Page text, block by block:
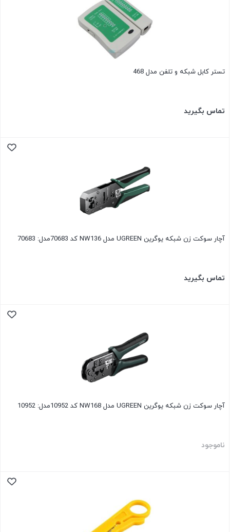
تستر کابل شبکه و تلفن مدل 468
تماس بگیرید
آچار سوکت زن شبکه یوگرین UGREEN مدل NW136 کد 70683مدل: 70683
تماس بگیرید
آچار سوکت زن شبکه یوگرین UGREEN مدل NW168 کد 10952مدل: 10952
ناموجود